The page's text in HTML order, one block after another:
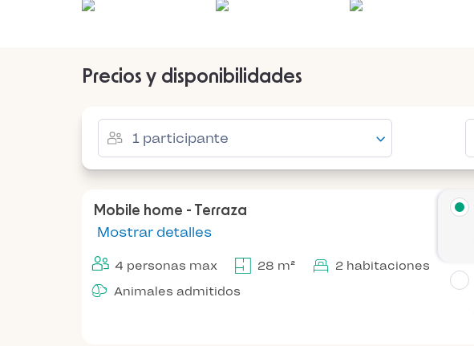
Precios y disponibilidades
Mobile home - Terraza
Mostrar detalles
4 personas max 28 m²
2 habitaciones
Animales admitidos